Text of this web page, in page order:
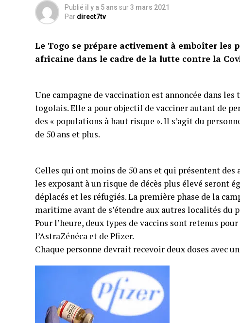
Publié il y a 5 ans sur3 mars 2021
Par direct7tv
Le Togo se prépare activement à emboîter les
africaine dans le cadre de la lutte contre la
Une campagne de vaccination est annoncée dans
togolais. Elle a pour objectif de vacciner autant de
des « populations à haut risque ». Il s’agit du
de 50 ans et plus.
Celles qui ont moins de 50 ans et qui présentent
les exposant à un risque de décès plus élevé seront
déplacés et les réfugiés. La première phase de la
maritime avant de s’étendre aux autres localités du
Pour l’heure, deux types de vaccins sont retenus
l’AstraZénéca et de Pfizer.
Chaque personne devrait recevoir deux doses avec